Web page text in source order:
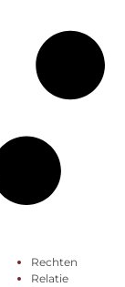
Rechten
Relatie